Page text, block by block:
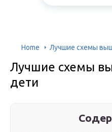
Home Лучшие схемы
Лучшие схемы
дети